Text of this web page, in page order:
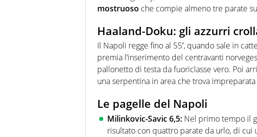
mostruoso che compie almeno tre parate
Haaland-Doku: gli azzurri
Il Napoli regge fino al 55′, quando sale in
premia l’inserimento del centravanti
pallonetto di testa da fuoriclasse vero. Poi
una serpentina in area che trova
Le pagelle del Napoli
Milinkovic-Savic 6,5: Nel primo tempo il
risultato con quattro parate da urlo, di cui